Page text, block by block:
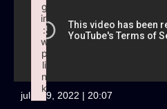
julio 29, 2022 | 20:07
g
in
:
w
p
li
n
k
Failed to initialize plugin: